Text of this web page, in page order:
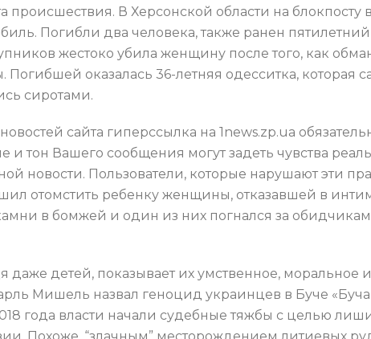
происшествия. В Херсонской области на блокпосту
Погибли два человека, также ранен
жестоко убила женщину после того, как
оказалась 36-летняя одесситка, которая
сиротами.
сайта гиперссылка на 1news.zp.ua
и тон Вашего сообщения могут задеть чувства
новости. Пользователи, которые нарушают эти
отомстить ребенку женщины, отказавшей в
в бомжей и один из них погнался за
детей, показывает их умственное, моральное
Мишель назвал геноцид украинцев в Буче
года власти начали судебные тяжбы с целью